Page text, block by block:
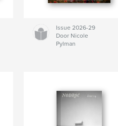
Issue 2026-29
Door Nicole
Pylman